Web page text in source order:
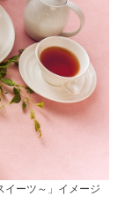
イーツ～」イメージ